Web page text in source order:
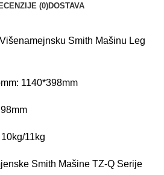
(0)DOSTAVA
Smith Mašinu Leg
1140*398mm
11kg
Smith Mašine TZ-Q Serije